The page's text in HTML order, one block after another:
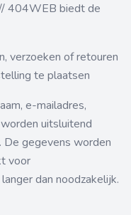
404WEB biedt de
verzoeken of retouren
te plaatsen
e-mailadres,
uitsluitend
De gegevens worden
voor
dan noodzakelijk.